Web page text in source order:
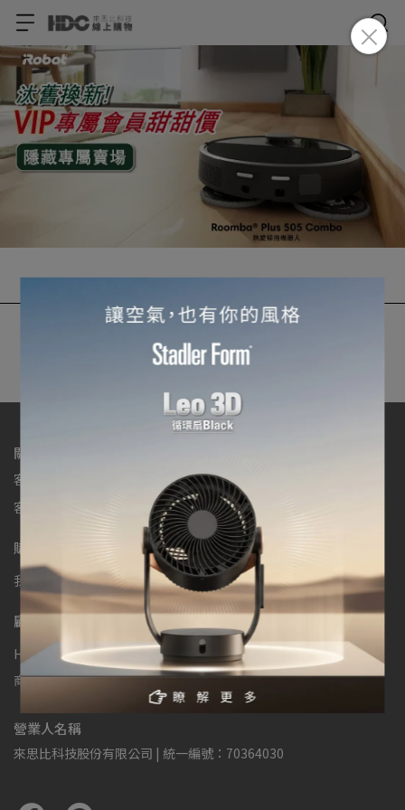
【快閃2/3-2/11】汰舊換新! VIP專屬
隱藏賣場
關於我們
客服專線：免付費專線0800-000-104
客服時間：週一至週五 9:00-17:30
購物相關
我的帳戶 服務條款 隱私政策 防詐騙聲明 退貨、退款政策
顧客服務
HDC來思比科技官網 產品註冊 | 享延長保固及額外優惠
商品常見問題 使用手冊 線上申請維修
營業人名稱
來思比科技股份有限公司 | 統一編號：70364030